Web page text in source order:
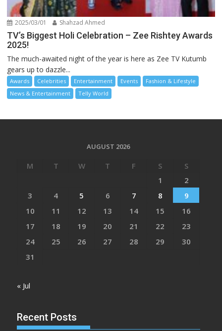
2025/03/01 Shahzad Ahmed
TV’s Biggest Holi Celebration – Zee Rishtey Awards
2025!
The much-awaited night of the year is here as Zee TV Kutumb
gears up to dazzle...
Awards Celebrities Entertainment Events
Fashion & Lifestyle
News & Entertainment
Telly World
AUGUST 2026
M T W T F S
S
1
2
3
4 5 6 7 8
9
10
11 12 13 14 15
16
17
18 19 20 21 22
23
24
25 26 27 28 29
30
31
« Jul
Recent Posts